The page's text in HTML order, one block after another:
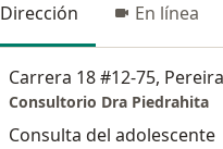
Dirección En línea
Carrera 18 #12-75, Pereira
Consultorio Dra Piedrahita
Consulta del adolescente